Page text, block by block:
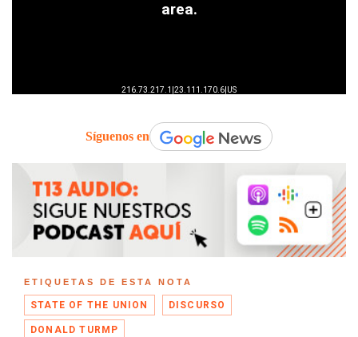
Síguenos en
ETIQUETAS DE ESTA NOTA
STATE OF THE UNION DISCURSO
DONALD TURMP